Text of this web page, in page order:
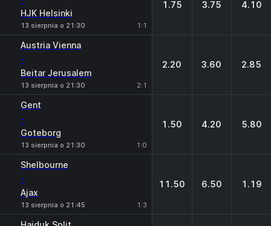
HJK Helsinki
13 sierpnia o 21:30 1:1
1.75 3.75 4.10
Austria Vienna
-
Beitar Jerusalem
13 sierpnia o 21:30 2:1
2.20 3.60 2.85
Gent
-
Goteborg
13 sierpnia o 21:30 1:0
1.50 4.20 5.80
Shelbourne
-
Ajax
13 sierpnia o 21:45 1:3
11.50 6.50 1.19